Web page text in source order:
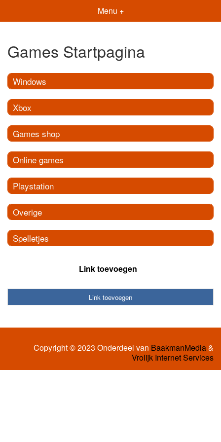
Menu +
Games Startpagina
Windows
Xbox
Games shop
Online games
Playstation
Overige
Spelletjes
Link toevoegen
Link toevoegen
Copyright © 2023 Onderdeel van BaakmanMedia&
Vrolijk Internet Services